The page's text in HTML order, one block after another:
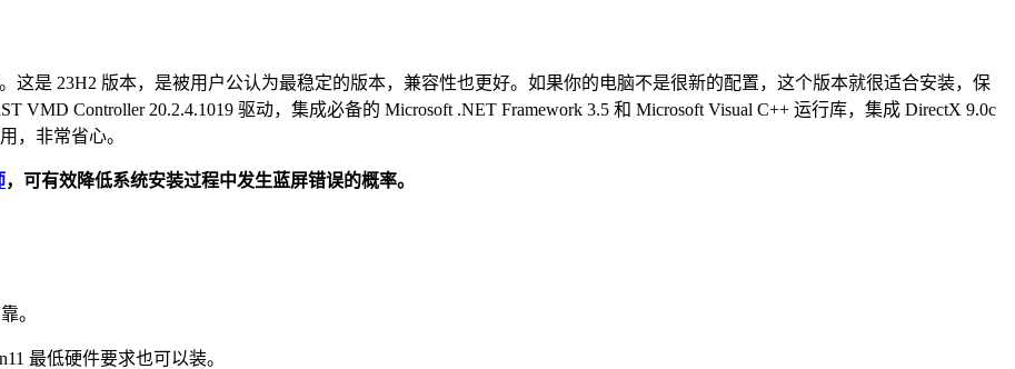
是 23H2 版本，是被用户公认为最稳定的版本，兼容性也更好。如果你的电脑不是很新的配置，这个版本就很适合安装，保
VMD Controller 20.2.4.1019 驱动，集成必备的 Microsoft .NET Framework 3.5 和 Microsoft Visual C++ 运行库，集成 DirectX 9.0c
，非常省心。
，可有效降低系统安装过程中发生蓝屏错误的概率。
。
最低硬件要求也可以装。